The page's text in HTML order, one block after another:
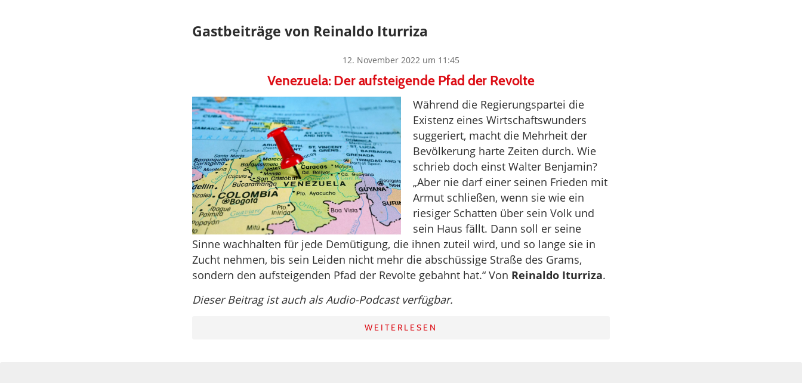
Gastbeiträge von Reinaldo Iturriza
12. November 2022 um 11:45
Venezuela: Der aufsteigende Pfad der Revolte
Während die Regierungspartei die
Existenz eines Wirtschaftswunders
suggeriert, macht die Mehrheit der
Bevölkerung harte Zeiten durch. Wie
schrieb doch einst Walter Benjamin?
„Aber nie darf einer seinen Frieden mit
Armut schließen, wenn sie wie ein
riesiger Schatten über sein Volk und
sein Haus fällt. Dann soll er seine
Sinne wachhalten für jede Demütigung, die ihnen zuteil wird, und so lange sie in
Zucht nehmen, bis sein Leiden nicht mehr die abschüssige Straße des Grams,
sondern den aufsteigenden Pfad der Revolte gebahnt hat.“ Von Reinaldo Iturriza.
Dieser Beitrag ist auch als Audio-Podcast verfügbar.
WEITERLESEN